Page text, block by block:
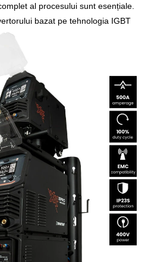
al procesului sunt esențiale.
bazat pe tehnologia IGBT